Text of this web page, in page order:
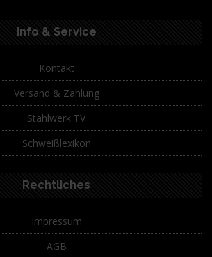
Info & Service
Kontakt
Versand & Zahlung
Stahlwerk TV
Schweißlexikon
Rechtliches
Impressum
AGB